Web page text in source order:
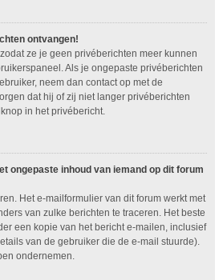
ontvangen!
ze je geen privéberichten meer kunnen
Als je ongepaste privéberichten
neem dan contact op met de
dat hij of zij niet langer privéberichten
in het privébericht.
ongepaste inhoud van iemand op dit forum
Het e-mailformulier van dit forum werkt met
van zulke berichten te traceren. Het beste
een kopie van het bericht e-mailen, inclusief
van de gebruiker die de e-mail stuurde).
ondernemen.